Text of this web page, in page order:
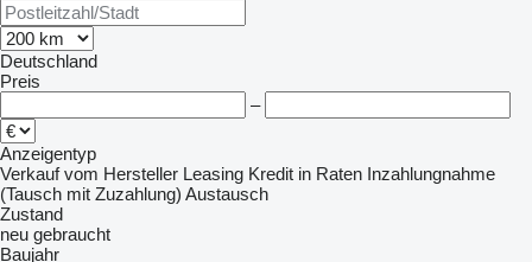
Deutschland
Preis
–
Anzeigentyp
Verkauf vom Hersteller Leasing Kredit in Raten Inzahlungnahme
(Tausch mit Zuzahlung) Austausch
Zustand
neu gebraucht
Baujahr